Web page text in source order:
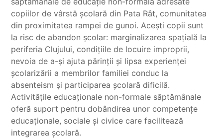
copiilor de vârstă școlară din Pata Rât, comunitatea
din proximitatea rampei de gunoi. Acești copii sunt
la risc de abandon școlar: marginalizarea spațială la
periferia Clujului, condițiile de locuire improprii,
nevoia de a-și ajuta părinții și lipsa experienței
școlarizării a membrilor familiei conduc la
absenteism și participarea școlară dificilă.
Activitățile educaționale non-formale săptămânale
oferă suport pentru dobândirea unor competențe
educaționale, sociale și civice care facilitează
integrarea școlară.